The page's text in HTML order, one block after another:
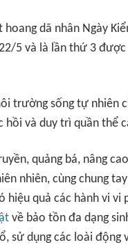
dã nhân Ngày
5 và là lần thứ 3
trường sống tự nhiên
hồi và duy trì quần thể
quảng bá, nâng
nhiên, cùng chung
hiệu quả các hành vi
về bảo tồn đa dạng
sử dụng các loài động